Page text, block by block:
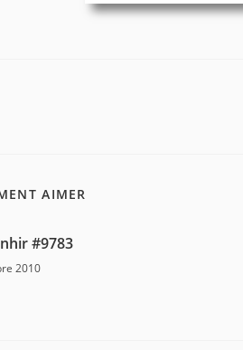
AIMER
#9783
2010